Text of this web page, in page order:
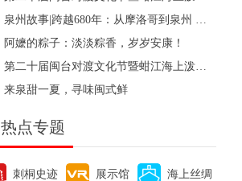
阿嬷的粽子：淡淡粽香，岁岁安康！
来泉甜一夏，寻味闽式鲜
热点专题
刺桐史迹 展示馆 海上丝绸